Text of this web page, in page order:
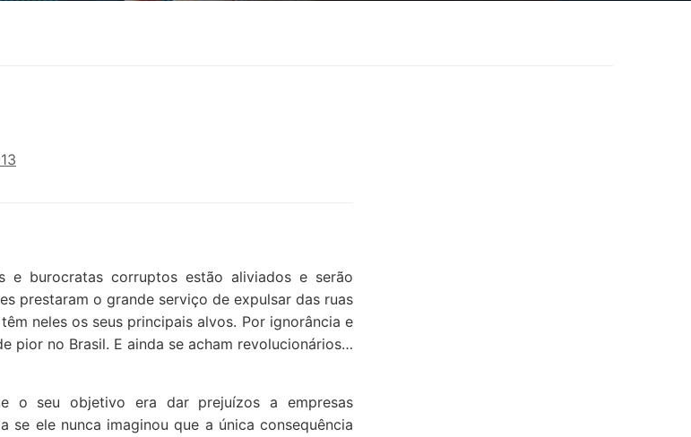
e burocratas corruptos estão aliviados e serão
prestaram o grande serviço de expulsar das ruas
neles os seus principais alvos. Por ignorância e
pior no Brasil. E ainda se acham revolucionários…
o seu objetivo era dar prejuízos a empresas
ele nunca imaginou que a única consequência